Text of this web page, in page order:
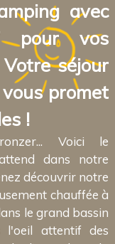
avec
pour vos
séjour
vous promet
!
Voici le
dans notre
découvrir notre
chauffée à
le grand bassin
l'oeil attentif des